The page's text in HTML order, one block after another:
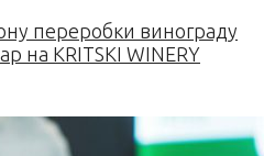
переробки винограду
на KRITSKI WINERY